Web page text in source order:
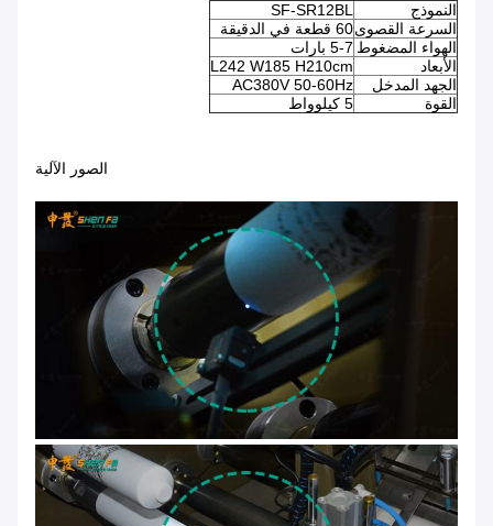
النموذج
SF-SR12BL
السرعة القصوى60 قطعة في الدقيقة
الهواء المضغوط 5-7 بارات
الأبعاد
L242 W185 H210cm
الجهد المدخل
AC380V 50-60Hz
القوة
5 كيلوواط
الصور الآلية